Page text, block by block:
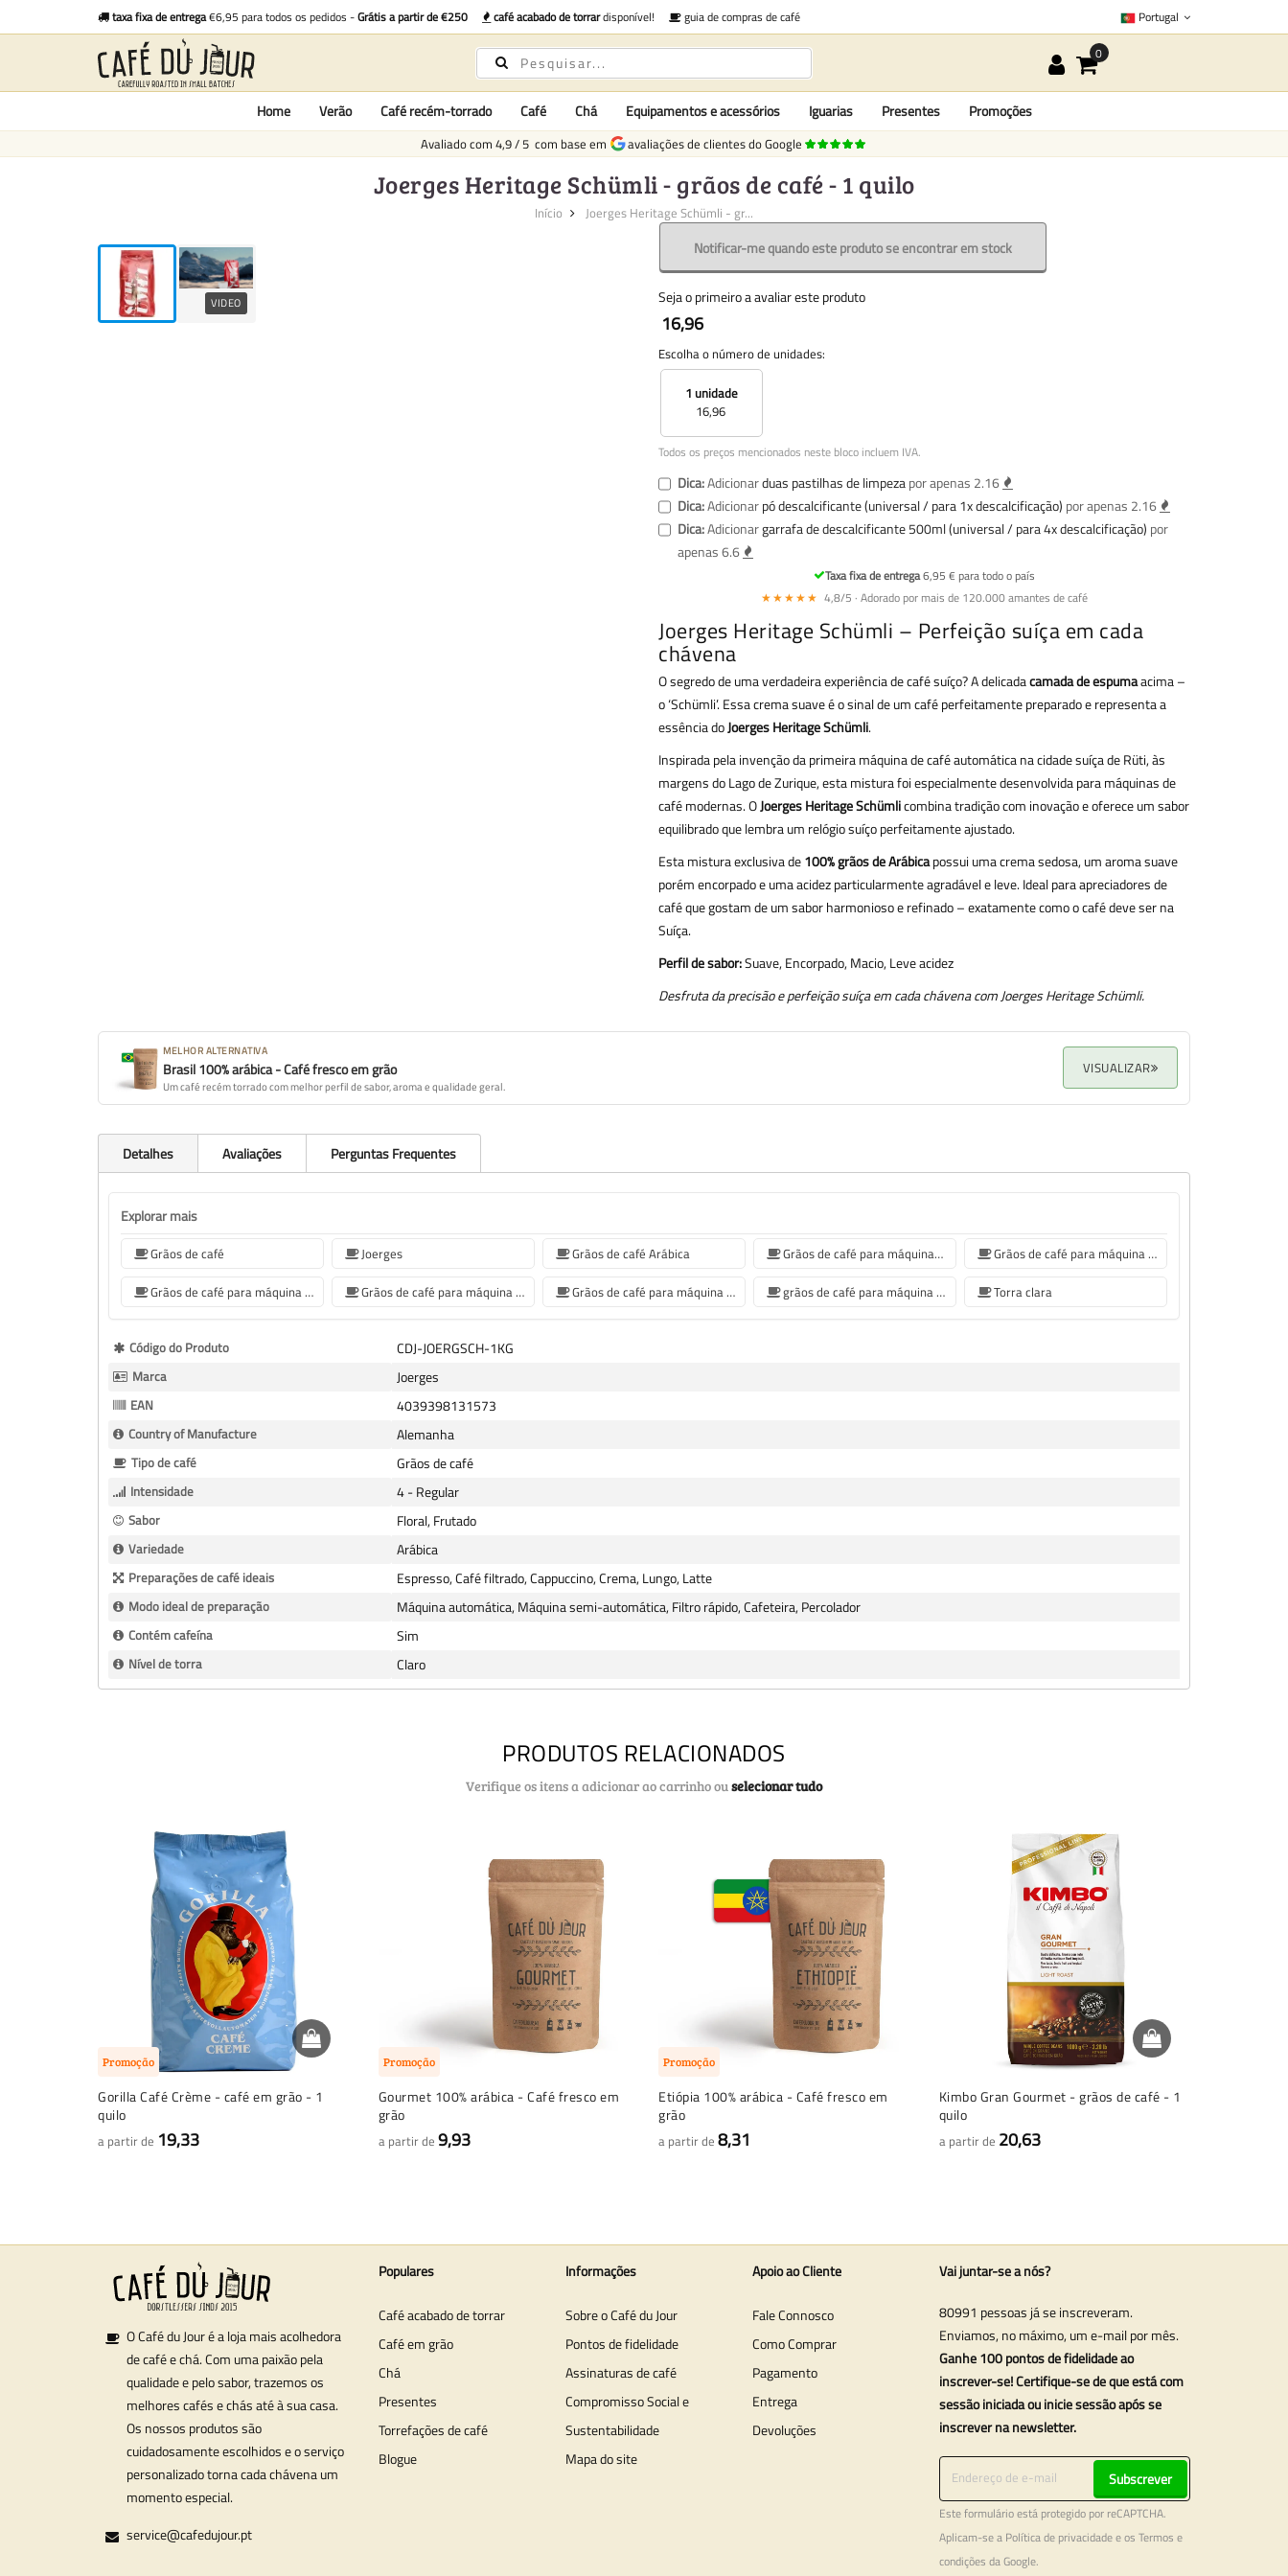
taxa fixa de entrega€6,95 para todos os pedidos -Grátis a partir de €250 café acabado de torrardisponível! guia de compras de café Portugal
Home Verão Café recém-torrado Café Chá Equipamentos e acessórios Iguarias Presentes Promoções
Avaliado com 4,9/5 com base em avaliações de clientes do Google
Joerges Heritage Schümli - grãos de café - 1 quilo
Início Joerges Heritage Schümli - gr...
VIDEO
Notificar-me quando este produto se encontrar em stock
Seja o primeiro a avaliar este produto
16,96
Escolha o número de unidades:
1 unidade
16,96
Todos os preços mencionados neste bloco incluem IVA.
Dica:Adicionarduas pastilhas de limpezapor apenas 2.16
Dica:Adicionarpó descalcificante (universal / para 1x descalcificação) por apenas 2.16
Dica:Adicionargarrafa de descalcificante 500ml (universal / para 4x descalcificação) por
apenas 6.6
Taxa fixa de entrega6,95 € para todo o país
★★★★★ 4,8/5 · Adorado por mais de 120.000 amantes de café
Joerges Heritage Schümli – Perfeição suíça em cada
chávena
O segredo de uma verdadeira experiência de café suíço? A delicadacamada de espumaacima –
o ‘Schümli’. Essa crema suave é o sinal de um café perfeitamente preparado e representa a
essência doJoerges Heritage Schümli.
Inspirada pela invenção da primeira máquina de café automática na cidade suíça de Rüti, às
margens do Lago de Zurique, esta mistura foi especialmente desenvolvida para máquinas de
café modernas. OJoerges Heritage Schümlicombina tradição com inovação e oferece um sabor
equilibrado que lembra um relógio suíço perfeitamente ajustado.
Esta mistura exclusiva de100% grãos de Arábicapossui uma crema sedosa, um aroma suave
porém encorpado e uma acidez particularmente agradável e leve. Ideal para apreciadores de
café que gostam de um sabor harmonioso e refinado – exatamente como o café deve ser na
Suíça.
Perfil de sabor:Suave, Encorpado, Macio, Leve acidez
Desfruta da precisão e perfeição suíça em cada chávena com Joerges Heritage Schümli.
MELHOR ALTERNATIVA
Brasil 100% arábica - Café fresco em grão
Um café recém torrado com melhor perfil de sabor, aroma e qualidade geral.
VISUALIZAR
Detalhes Avaliações Perguntas Frequentes
Explorar mais
Grãos de café Joerges Grãos de café Arábica Grãos de café para máquinas de café Sage
Grãos de café para máquina de café Jura
Grãos de café para máquina de café De'Longhi
Grãos de café para máquina de café Philips Grãos de café para máquina de café Krups grãos de café para máquina de café Siemens Torra clara
Mais
informação
Código do Produto CDJ-JOERGSCH-1KG
Marca Joerges
EAN 4039398131573
Country of Manufacture Alemanha
Tipo de café Grãos de café
Intensidade 4 - Regular
Sabor Floral, Frutado
Variedade Arábica
Preparações de café ideais Espresso, Café filtrado, Cappuccino, Crema, Lungo, Latte
Modo ideal de preparação Máquina automática, Máquina semi-automática, Filtro rápido, Cafeteira, Percolador
Contém cafeína Sim
Nível de torra Claro
PRODUTOS RELACIONADOS
Verifique os itens a adicionar ao carrinho ou selecionar tudo
Promoção
Gorilla Café Crème - café em grão - 1
quilo
a partir de 19,33
Promoção
Gourmet 100% arábica - Café fresco em
grão
a partir de 9,93
Promoção
Etiópia 100% arábica - Café fresco em
grão
a partir de 8,31
Kimbo Gran Gourmet - grãos de café - 1
quilo
a partir de 20,63
O Café du Jour é a loja mais acolhedora
de café e chá. Com uma paixão pela
qualidade e pelo sabor, trazemos os
melhores cafés e chás até à sua casa.
Os nossos produtos são
cuidadosamente escolhidos e o serviço
personalizado torna cada chávena um
momento especial.
service@cafedujour.pt
Populares
Café acabado de torrar
Café em grão
Chá
Presentes
Torrefações de café
Blogue
Informações
Sobre o Café du Jour
Pontos de fidelidade
Assinaturas de café
Compromisso Social e
Sustentabilidade
Mapa do site
Apoio ao Cliente
Fale Connosco
Como Comprar
Pagamento
Entrega
Devoluções
Vai juntar-se a nós?
80991 pessoas já se inscreveram.
Enviamos, no máximo, um e-mail por mês.
Ganhe 100 pontos de fidelidade ao
inscrever-se! Certifique-se de que está com
sessão iniciada ou inicie sessão após se
inscrever na newsletter.
Subscrever
Este formulário está protegido por reCAPTCHA.
Aplicam-se a Política de privacidadee os Termos e
condições da Google.